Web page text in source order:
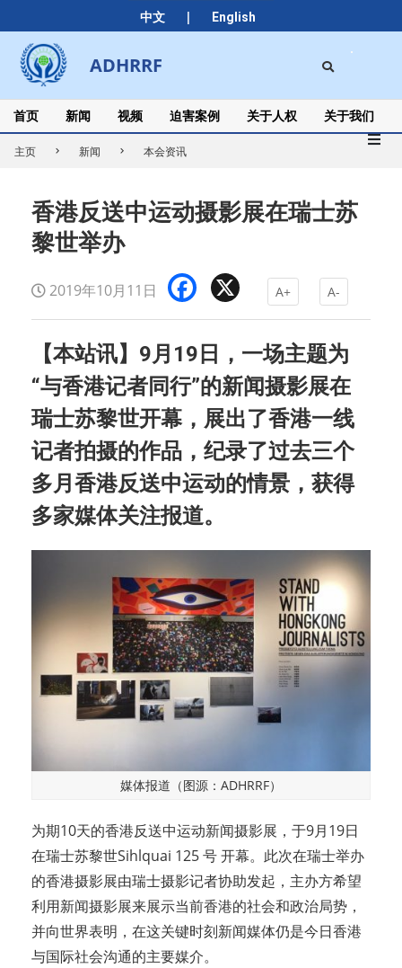
中文 | English
to
content
ADHRRF
Secondary
Navigation
Menu
首页 新闻 视频 迫害案例 关于人权 关于我们
主页 新闻 本会资讯
香港反送中运动摄影展在瑞士苏
黎世举办
2019年10月11日 Facebook A+ A-
【本站讯】9月19日，一场主题为
“与香港记者同行”的新闻摄影展在
瑞士苏黎世开幕，展出了香港一线
记者拍摄的作品，纪录了过去三个
多月香港反送中运动的情景，获得
多家媒体关注报道。
媒体报道（图源：ADHRRF）
为期10天的香港反送中运动新闻摄影展，于9月19日
在瑞士苏黎世Sihlquai 125 号 开幕。此次在瑞士举办
的香港摄影展由瑞士摄影记者协助发起，主办方希望
利用新闻摄影展来展示当前香港的社会和政治局势，
并向世界表明，在这关键时刻新闻媒体仍是今日香港
与国际社会沟通的主要媒介。